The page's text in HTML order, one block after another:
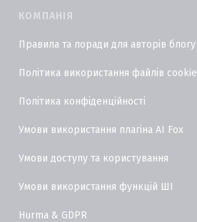
КОМПАНІЯ
Правила та поради для авторів блогу
Політика використання файлів cookie
Політика конфіденційності
Умови використання плагіна AI Fox
Умови доступу та користування
Умови використання функцій ШІ
Hurma & GDPR